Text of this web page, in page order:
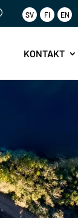
SV FI EN
KONTAKT